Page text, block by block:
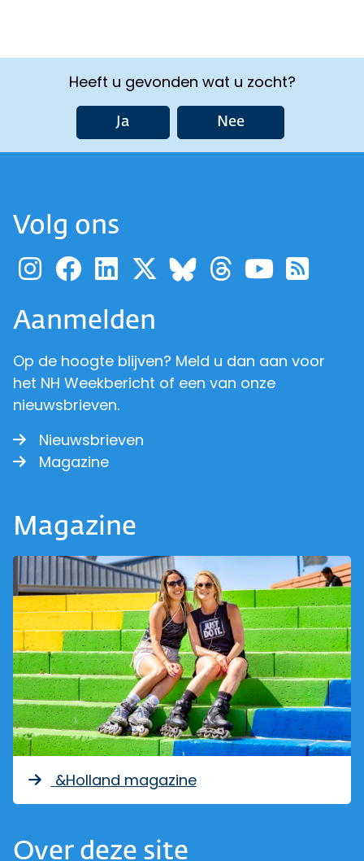
Heeft u gevonden wat u zocht?
Ja Nee
Volg ons
Ga naar de pagina van
Ga naar de pagina
Ga naar de
Ga naar de
Ga naar de
Ga naar
Ga
Aanmelden
Op de hoogte blijven? Meld u dan aan voor
het NH Weekbericht of een van onze
nieuwsbrieven.
Nieuwsbrieven
Magazine
Magazine
&Holland magazine
Over deze site